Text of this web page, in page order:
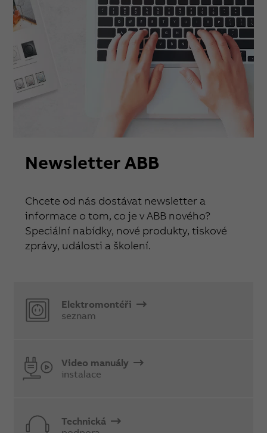
Newsletter ABB
Chcete od nás dostávat newsletter a
informace o tom, co je v ABB nového?
Speciální nabídky, nové produkty, tiskové
zprávy, události a školení.
Elektromontéři
seznam
Video manuály
instalace
Technická